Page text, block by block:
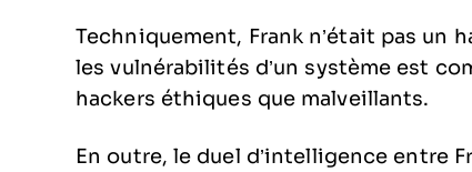
Techniquement, Frank n’était pas un
les vulnérabilités d’un système est
hackers éthiques que malveillants.
En outre, le duel d’intelligence entre